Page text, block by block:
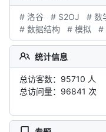
# 洛谷 # S2OJ # 数
# 数据结构
# 模拟 #
统计信息
总访客数：95710 人
总访问量：96841 次